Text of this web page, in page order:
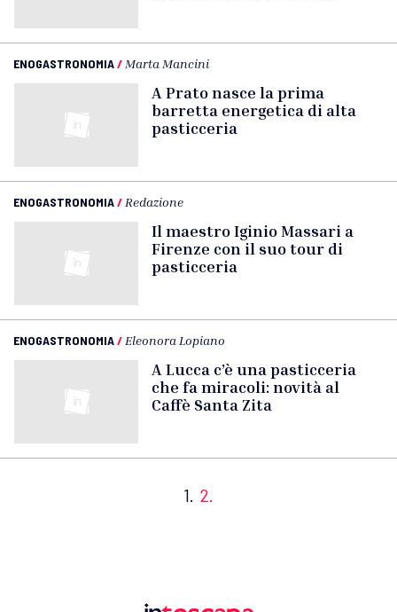
ENOGASTRONOMIA/ Marta Mancini
A Prato nasce la prima
barretta energetica di alta
pasticceria
ENOGASTRONOMIA/ Redazione
Il maestro Iginio Massari a
Firenze con il suo tour di
pasticceria
ENOGASTRONOMIA/ Eleonora Lopiano
A Lucca c’è una pasticceria
che fa miracoli: novità al
Caffè Santa Zita
1. 2.